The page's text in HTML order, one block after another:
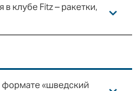
в клубе Fitz – ракетки,
формате «шведский